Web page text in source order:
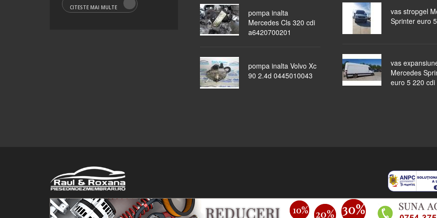
CITESTE MAI MULTE
pompa inalta
Mercedes Cls 320 cdi
a6420700201
pompa inalta Volvo Xc
90 2.4d 0445010043
vas stropgel
Sprinter euro
vas
Mercedes
euro 5 220 cdi
© 2016 Raul&Roxana SRL. Toate drepturile rezervate. piese auto masini dezmembrate ocazii lichidari